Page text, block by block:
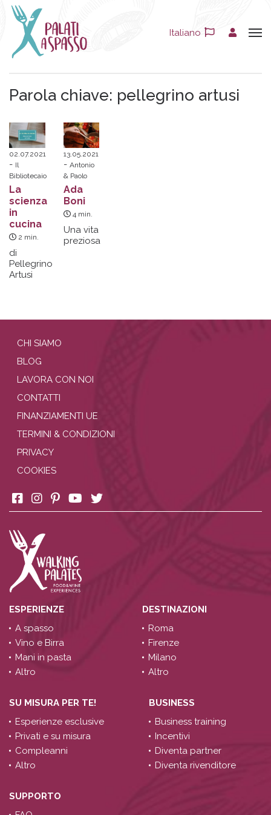
Italiano
Parola chiave: pellegrino artusi
02.07.2021
Il
Bibliotecaio
La
scienza
in
cucina
2 min.
di
Pellegrino
Artusi
13.05.2021
Antonio
& Paolo
Ada
Boni
4 min.
Una vita
preziosa
CHI SIAMO
BLOG
LAVORA CON NOI
CONTATTI
FINANZIAMENTI UE
TERMINI & CONDIZIONI
PRIVACY
COOKIES
ESPERIENZE
A spasso
Vino e Birra
Mani in pasta
Altro
DESTINAZIONI
Roma
Firenze
Milano
Altro
SU MISURA PER TE!
Esperienze esclusive
Privati e su misura
Compleanni
Altro
BUSINESS
Business training
Incentivi
Diventa partner
Diventa rivenditore
SUPPORTO